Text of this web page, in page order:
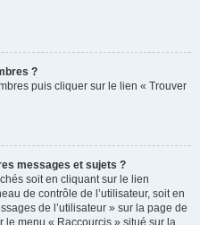
?
puis cliquer sur le lien « Trouver
messages et sujets ?
soit en cliquant sur le lien
de contrôle de l’utilisateur, soit en
de l’utilisateur » sur la page de
le menu « Raccourcis » situé sur la